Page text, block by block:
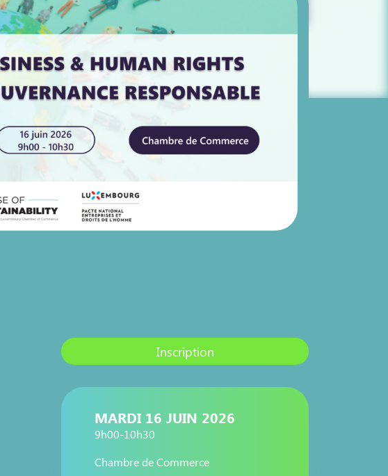
Inscription
MARDI 16 JUIN 2026
9h00-10h30
Chambre de Commerce